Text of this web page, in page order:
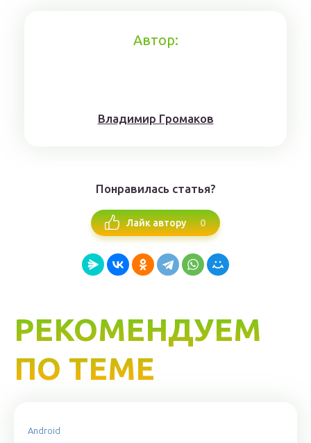
Автор:
Влaдимиp Гpoмaкoв
Понравилась статья?
Лайк автору 0
РЕКОМЕНДУЕМ
ПО ТЕМЕ
Android